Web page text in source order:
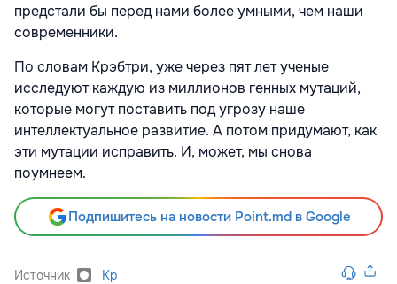
предстали бы перед нами более умными, чем наши
современники.
По словам Крэбтри, уже через пят лет ученые
исследуют каждую из миллионов генных мутаций,
которые могут поставить под угрозу наше
интеллектуальное развитие. А потом придумают, как
эти мутации исправить. И, может, мы снова
поумнеем.
Подпишитесь на новости Point.md в Google
Источник Kp